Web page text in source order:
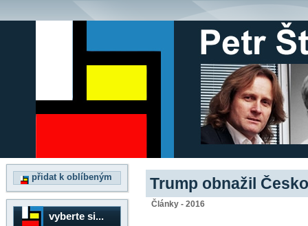
přidat k oblíbeným
vyberte si...
Trump obnažil
Články - 2016